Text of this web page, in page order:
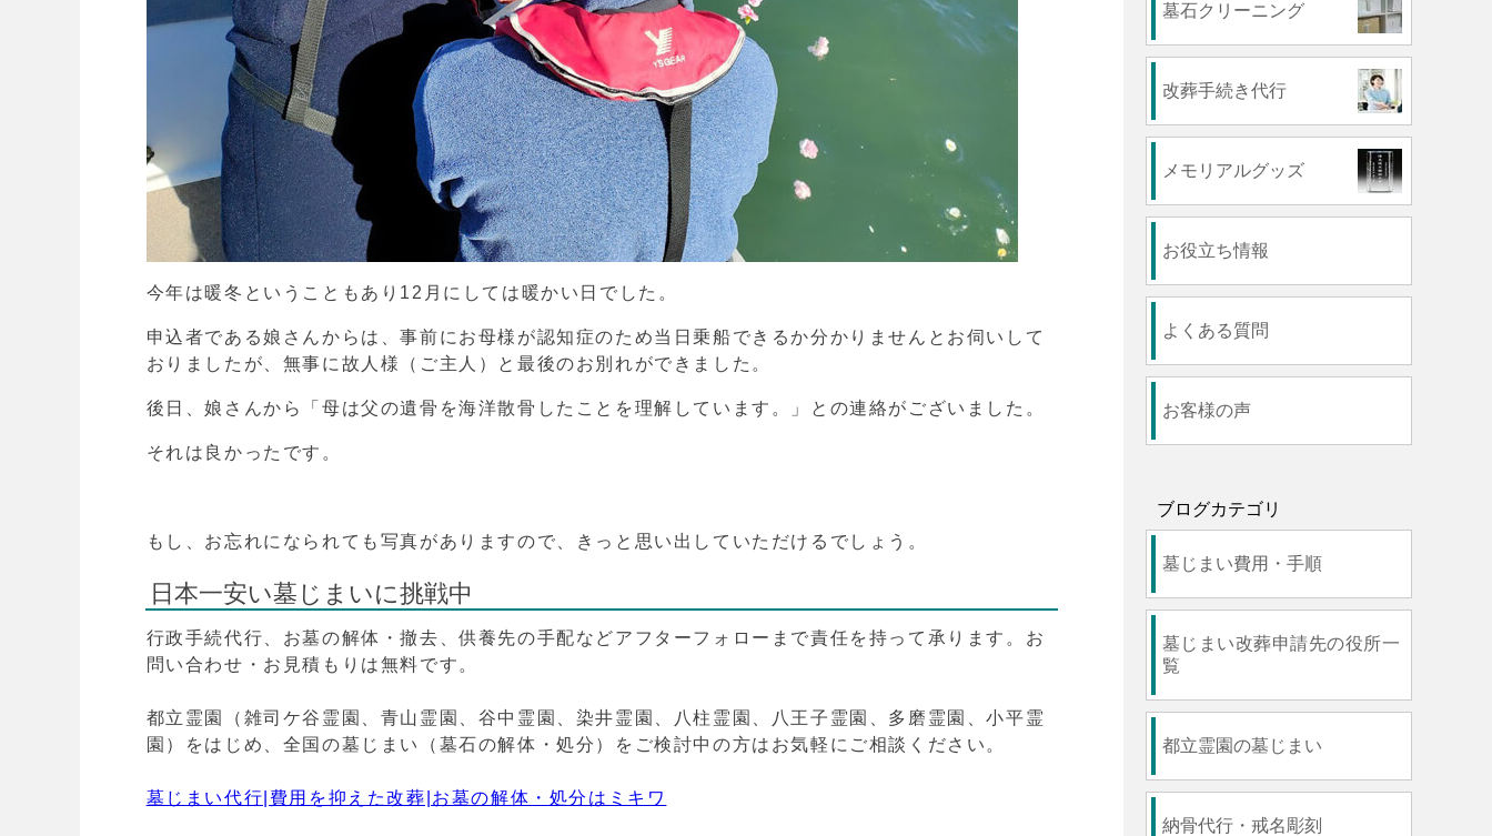
今年は暖冬ということもあり12月にしては暖かい日でした。
申込者である娘さんからは、事前にお母様が認知症のため当日乗船できるか分かりませんとお伺いして
おりましたが、無事に故人様（ご主人）と最後のお別れができました。
後日、娘さんから「母は父の遺骨を海洋散骨したことを理解しています。」との連絡がございました。
それは良かったです。
もし、お忘れになられても写真がありますので、きっと思い出していただけるでしょう。
日本一安い墓じまいに挑戦中
行政手続代行、お墓の解体・撤去、供養先の手配などアフターフォローまで責任を持って承ります。お
問い合わせ・お見積もりは無料です。
都立霊園（雑司ケ谷霊園、青山霊園、谷中霊園、染井霊園、八柱霊園、八王子霊園、多磨霊園、小平霊
園）をはじめ、全国の墓じまい（墓石の解体・処分）をご検討中の方はお気軽にご相談ください。
墓じまい代行|費用を抑えた改葬|お墓の解体・処分はミキワ
墓石クリーニング
改葬手続き代行
メモリアルグッズ
お役立ち情報
よくある質問
お客様の声
ブログカテゴリ
墓じまい費用・手順
墓じまい改葬申請先の役所一
覧
都立霊園の墓じまい
納骨代行・戒名彫刻